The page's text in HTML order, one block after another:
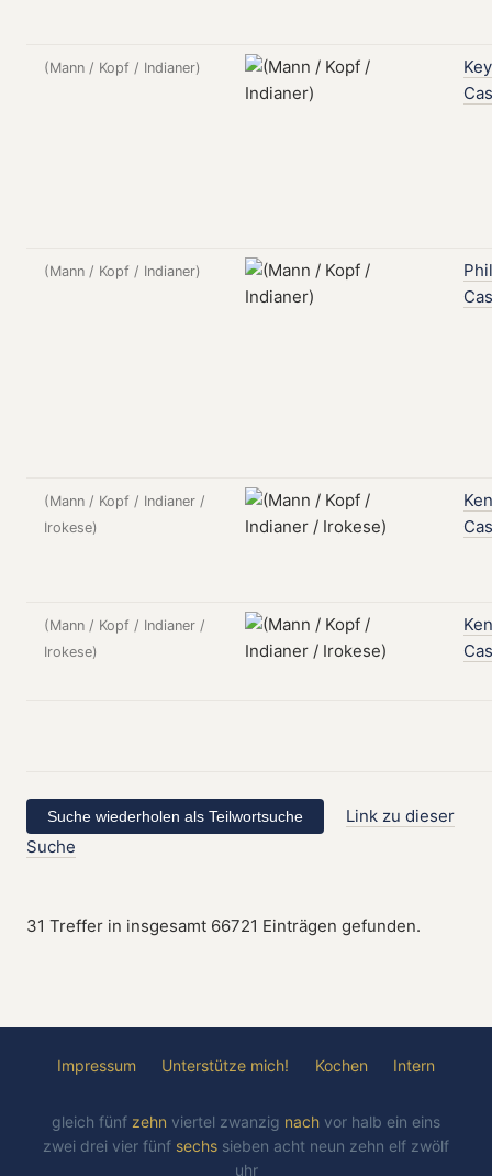
(Mann / Kopf / Indianer)
(Mann / Kopf / Indianer)
(Mann / Kopf / Indianer /
Irokese)
(Mann / Kopf / Indianer /
Irokese)
Link zu dieser
Suche
31 Treffer in insgesamt 66721 Einträgen gefunden.
Impressum Unterstütze mich! Kochen Intern
gleich fünf zehn viertel zwanzig nach vor halb ein eins
zwei drei vier fünf sechs sieben acht neun zehn elf zwölf
uhr